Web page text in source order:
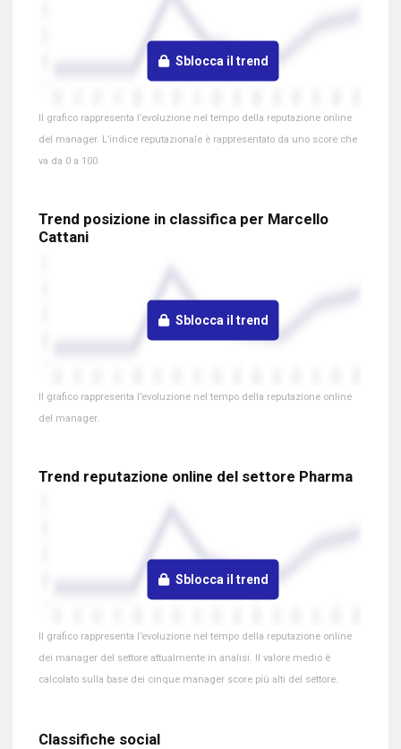
Sblocca il trend
Il grafico rappresenta l’evoluzione nel tempo della reputazione online
del manager. L’indice reputazionale è rappresentato da uno score che
va da 0 a 100
Trend posizione in classifica per Marcello
Cattani
Sblocca il trend
Il grafico rappresenta l’evoluzione nel tempo della reputazione online
del manager.
Trend reputazione online del settore Pharma
Sblocca il trend
Il grafico rappresenta l’evoluzione nel tempo della reputazione online
dei manager del settore attualmente in analisi. Il valore medio è
calcolato sulla base dei cinque manager score più alti del settore.
Classifiche social